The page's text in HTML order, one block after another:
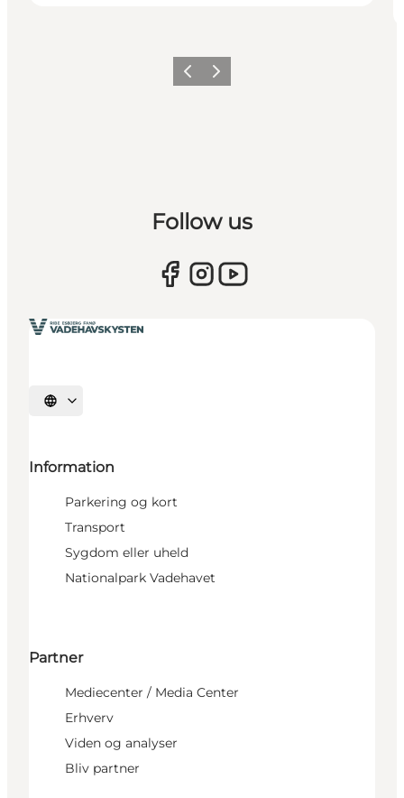
ForrigeNæste
Follow us
Vælg sprog
Information
Parkering og kort
Transport
Sygdom eller uheld
Nationalpark Vadehavet
Partner
Mediecenter / Media Center
Erhverv
Viden og analyser
Bliv partner